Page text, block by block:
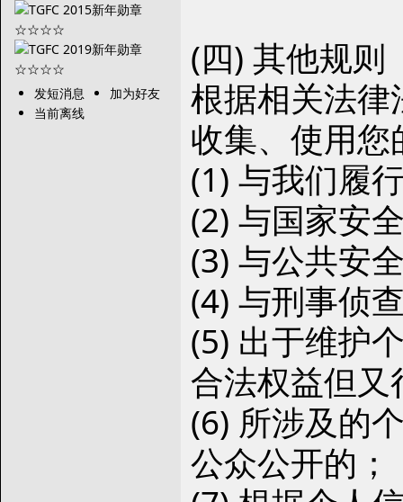
发短消息
加为好友
当前离线
(四) 其他规则
根据相关法
收集、使用
(1) 与我们履
(2) 与国家安
(3) 与公共安
(4) 与刑事侦
(5) 出于维护
合法权益但
(6) 所涉及的
公众公开的；